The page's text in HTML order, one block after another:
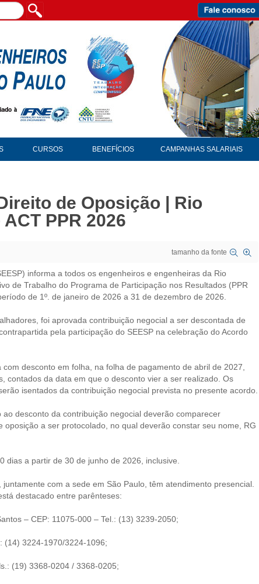
CURSOS BENEFÍCIOS CAMPANHAS SALARIAIS
de Oposição | Rio
PPR 2026
tamanho da fonte
informa a todos os engenheiros e engenheiras da Rio
de Trabalho do Programa de Participação nos Resultados (PPR
de 1º. de janeiro de 2026 a 31 de dezembro de 2026.
foi aprovada contribuição negocial a ser descontada de
pela participação do SEESP na celebração do Acordo
desconto em folha, na folha de pagamento de abril de 2027,
contados da data em que o desconto vier a ser realizado. Os
isentados da contribuição negocial prevista no presente acordo.
desconto da contribuição negocial deverão comparecer
a ser protocolado, no qual deverão constar seu nome, RG
a partir de 30 de junho de 2026, inclusive.
com a sede em São Paulo, têm atendimento presencial.
destacado entre parênteses:
– CEP: 11075-000 – Tel.: (13) 3239-2050;
(14) 3224-1970/3224-1096;
(19) 3368-0204 / 3368-0205;